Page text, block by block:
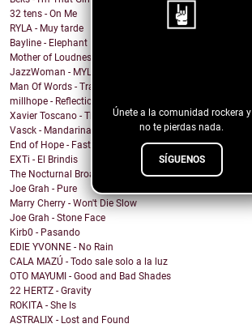
Únete a la comunidad rockera y
no te pierdas nada.
SÍGUENOS
32 tens - On Me
RYLA - Muy tarde
Bayline - Elephant
Mother of Loudness - Not Yet But Soon
JazzWoman - MYLOVAH
Man Of Words - Translation Lost
millhope - Reflection
Xavier Toscano - The City Said
Vasck - Mandarina
End of Hope - Fastball
EXTi - El Brindis
The Nocturnal Broadcast - Insomnia
Joe Grah - Pure
Marry Cherry - Won't Die Slow
Joe Grah - Stone Face
Kirb0 - Pasando
EDIE YVONNE - No Rain
CALA MAZÚ - Todo sale solo a la luz
OTO MAYUMI - Good and Bad Shades
22 HERTZ - Gravity
ROKITA - She Is
ASTRALIX - Lost and Found